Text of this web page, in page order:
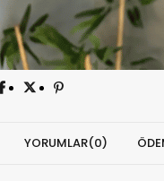
YORUMLAR(0)